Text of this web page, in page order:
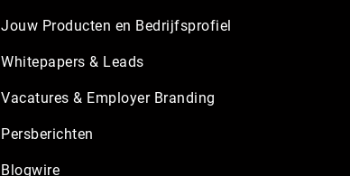
Jouw Producten en Bedrijfsprofiel
Whitepapers & Leads
Vacatures & Employer Branding
Persberichten
Blogwire